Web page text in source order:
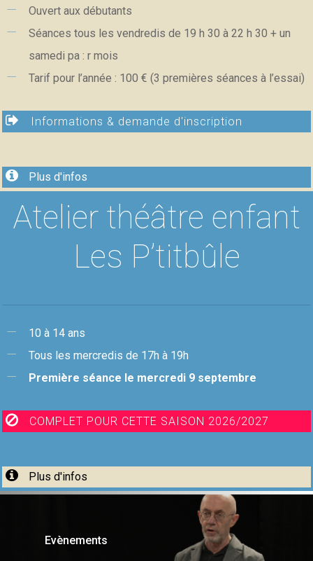
Ouvert aux débutants
Séances tous les vendredis de 19 h 30 à 22 h 30 + un
samedi pa : r mois
Tarif pour l’année : 100 € (3 premières séances à l’essai)
Informations & demande d'inscription
Plus d'infos
Atelier théâtre enfant
Les P’titbûle
10 à 14 ans
Tous les mercredis de 17h à 19h
Première séance le mercredi 9 septembre
COMPLET POUR CETTE SAISON 2026/2027
Plus d'infos
Evènements